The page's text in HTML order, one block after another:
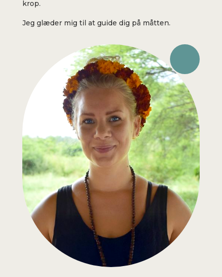
krop.
Jeg glæder mig til at guide dig på måtten.